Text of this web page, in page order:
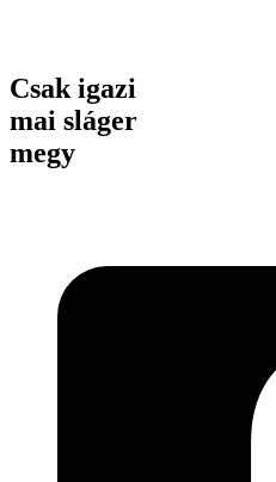
Csak igazi
mai sláger
megy